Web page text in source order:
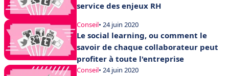
service des enjeux RH
Conseil• 24 juin 2020
Le social learning, ou comment le
savoir de chaque collaborateur peut
profiter à toute l'entreprise
Conseil• 24 juin 2020